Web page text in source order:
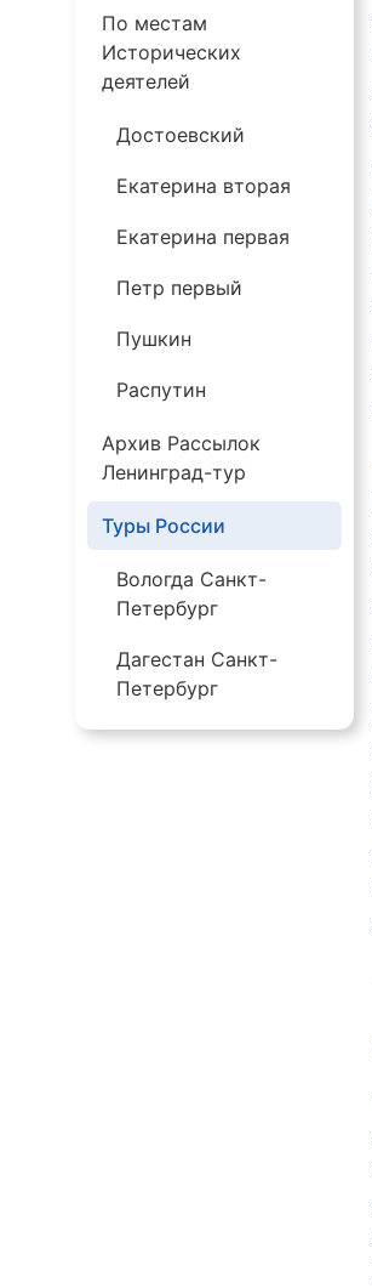
По местам
Исторических
деятелей
Достоевский
Екатерина вторая
Екатерина первая
Петр первый
Пушкин
Распутин
Архив Рассылок
Ленинград-тур
Туры России
Вологда Санкт-
Петербург
Дагестан Санкт-
Петербург